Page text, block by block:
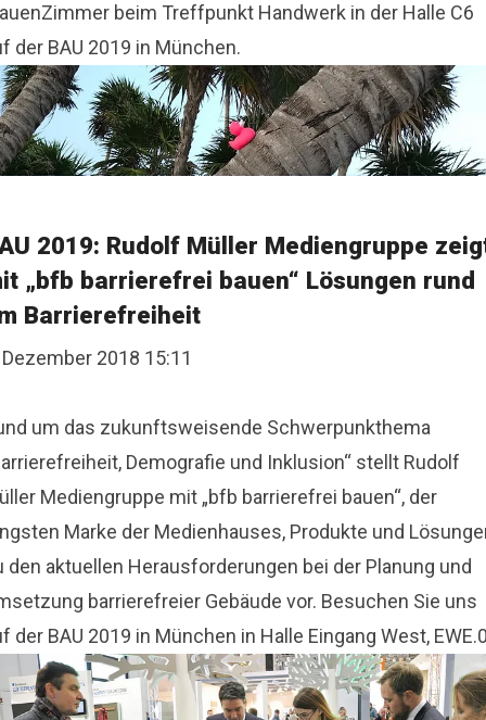
beim Treffpunkt Handwerk in der Halle C6
der BAU 2019 in München.
2019: Rudolf Müller Mediengruppe
„bfb barrierefrei bauen“ Lösungen rund
Barrierefreiheit
2018 15:11
um das zukunftsweisende Schwerpunkthema
Demografie und Inklusion“ stellt Rudolf
Mediengruppe mit „bfb barrierefrei bauen“, der
Marke der Medienhauses, Produkte und
den aktuellen Herausforderungen bei der Planung und
barrierefreier Gebäude vor. Besuchen Sie uns
der BAU 2019 in München in Halle Eingang West,